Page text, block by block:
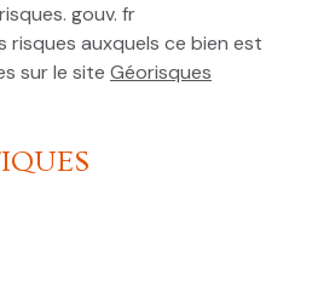
gouv. fr
risques auxquels ce bien est
sur le site Géorisques